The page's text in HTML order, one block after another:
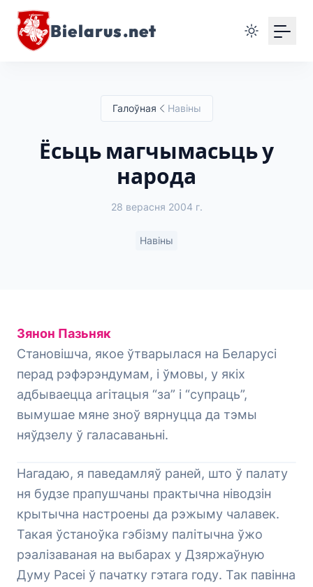
Bielarus.net
Галоўная Навіны
Ёсьць магчымасьць у
народа
28 верасня 2004 г.
Навіны
Зянон Пазьняк
Становішча, якое ўтварылася на Беларусі
перад рэфэрэндумам, і ўмовы, у якіх
адбываецца агітацыя “за” і “супраць”,
вымушае мяне зноў вярнуцца да тэмы
няўдзелу ў галасаваньні.
Нагадаю, я паведамляў раней, што ў палату
ня будзе прапушчаны практычна ніводзін
крытычна настроены да рэжыму чалавек.
Такая ўстаноўка гэбізму палітычна ўжо
рэалізаваная на выбарах у Дзяржаўную
Думу Расеі ў пачатку гэтага году. Так павінна